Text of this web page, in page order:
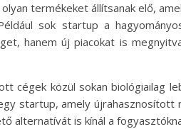
termékeket állítsanak elő,
sok startup a
hanem új piacokat is
cégek közül sokan biológiailag
startup, amely újrahasznosított
alternatívát is kínál a